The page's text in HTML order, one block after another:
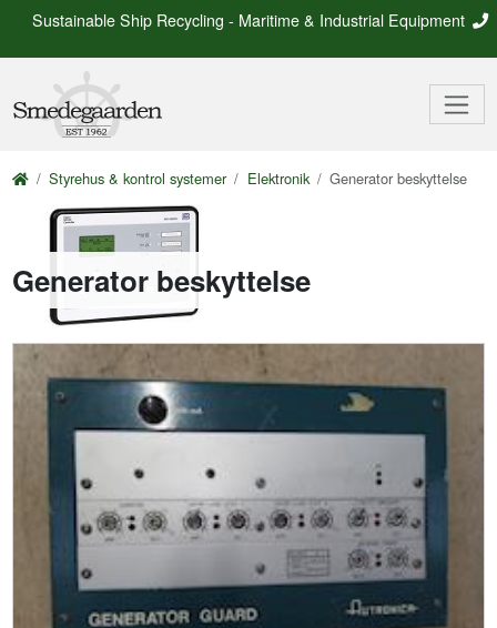
Sustainable Ship Recycling - Maritime & Industrial Equipment
Styrehus & kontrol systemer Elektronik Generator beskyttelse
Generator beskyttelse